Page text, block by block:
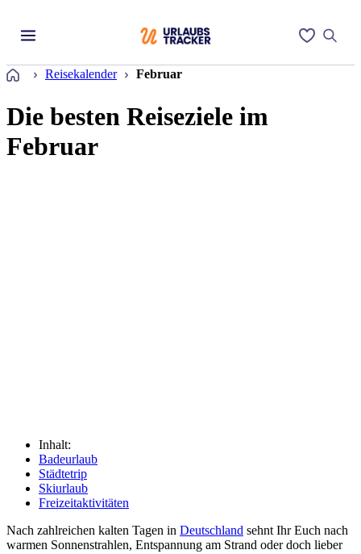
Startseite
Reisekalender Februar
Die besten Reiseziele im
Februar
Inhalt:
Badeurlaub
Städtetrip
Skiurlaub
Freizeitaktivitäten
Nach zahlreichen kalten Tagen in Deutschland sehnt Ihr Euch nach
warmen Sonnenstrahlen, Entspannung am Strand oder doch lieber